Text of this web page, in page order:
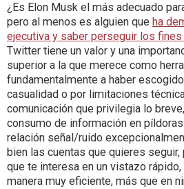
¿Es Elon Musk el más adecuado
pero al menos es alguien que ha
ejecutiva y saber perseguir los
Twitter tiene un valor y una
superior a la que merece como
fundamentalmente a haber
casualidad o por limitaciones
comunicación que privilegia lo
consumo de información en
relación señal/ruido
bien las cuentas que quieres
que te interesa en un vistazo
manera muy eficiente, más que en